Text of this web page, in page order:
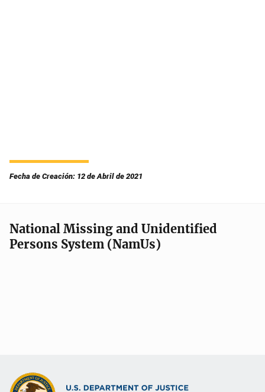
Fecha de Creación: 12 de Abril de 2021
National Missing and Unidentified
Persons System (NamUs)